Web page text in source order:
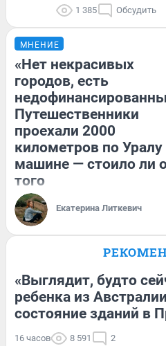
1 385 Обсудить
МНЕНИЕ
«Нет некрасивых
городов, есть
Путешественники
проехали 2000
километров по Уралу
машине — стоило ли
того
Екатерина Литкевич
«Выглядит, будто
ребенка из
состояние зданий в
16 часов 8 591 2